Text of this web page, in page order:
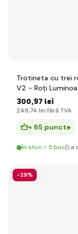
Trotineta cu trei
V2 - Roți
300,97 lei
248,74 lei fără TVA
+ 65 puncte
În stoc > 5 buc(La
-29%